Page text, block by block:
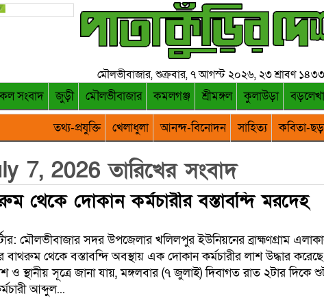
মৌলভীবাজার, শুক্রবার, ৭ আগস্ট ২০২৬, ২৩ শ্রাবণ ১৪৩৩
সংবাদ জুড়ী মৌলভীবাজার কমলগঞ্জ শ্রীমঙ্গল কুলাউড়া বড়লেখা
তথ্য-প্রযুক্তি
খেলাধুলা আনন্দ-বিনোদন সাহিত্য কবিতা-
7, 2026 তারিখের সংবাদ
থেকে দোকান কর্মচারীর বস্তাবন্দি মরদেহ
মৌলভীবাজার সদর উপজেলার খলিলপুর ইউনিয়নের ব্রাহ্মণগ্রাম
বাথরুম থেকে বস্তাবন্দি অবস্থায় এক দোকান কর্মচারীর লাশ উদ্ধার করেছে
ও স্থানীয় সূত্রে জানা যায়, মঙ্গলবার (৭ জুলাই) দিবাগত রাত ২টার দিকে
আব্দুল...